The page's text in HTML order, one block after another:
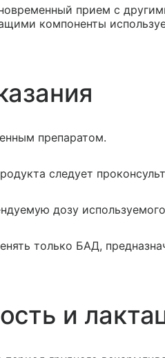
прием с
компоненты
препаратом.
следует
дозу
только БАД,
и